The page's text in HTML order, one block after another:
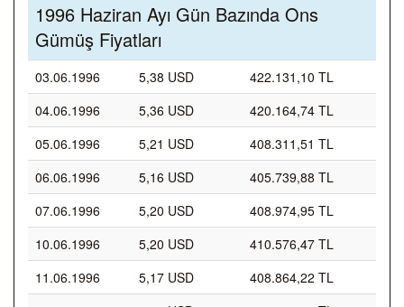
1996 Haziran Ayı Gün Bazında Ons
Gümüş Fiyatları
03.06.1996 5,38 USD
422.131,10 TL
04.06.1996
5,36 USD
420.164,74 TL
05.06.1996
5,21 USD
408.311,51 TL
06.06.1996
5,16 USD
405.739,88 TL
07.06.1996
5,20 USD
408.974,95 TL
10.06.1996
5,20 USD
410.576,47 TL
11.06.1996
5,17 USD
408.864,22 TL